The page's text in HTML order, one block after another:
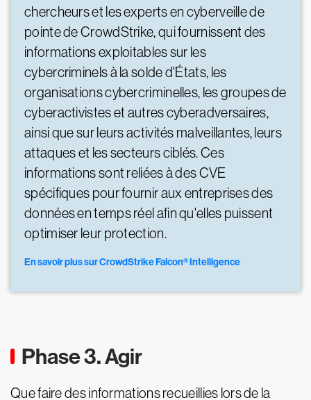
chercheurs et les experts en cyberveille de
pointe de CrowdStrike, qui fournissent des
informations exploitables sur les
cybercriminels à la solde d'États, les
organisations cybercriminelles, les groupes de
cyberactivistes et autres cyberadversaires,
ainsi que sur leurs activités malveillantes, leurs
attaques et les secteurs ciblés. Ces
informations sont reliées à des CVE
spécifiques pour fournir aux entreprises des
données en temps réel afin qu'elles puissent
optimiser leur protection.
En savoir plus sur CrowdStrike Falcon® Intelligence
Phase 3. Agir
Que faire des informations recueillies lors de la